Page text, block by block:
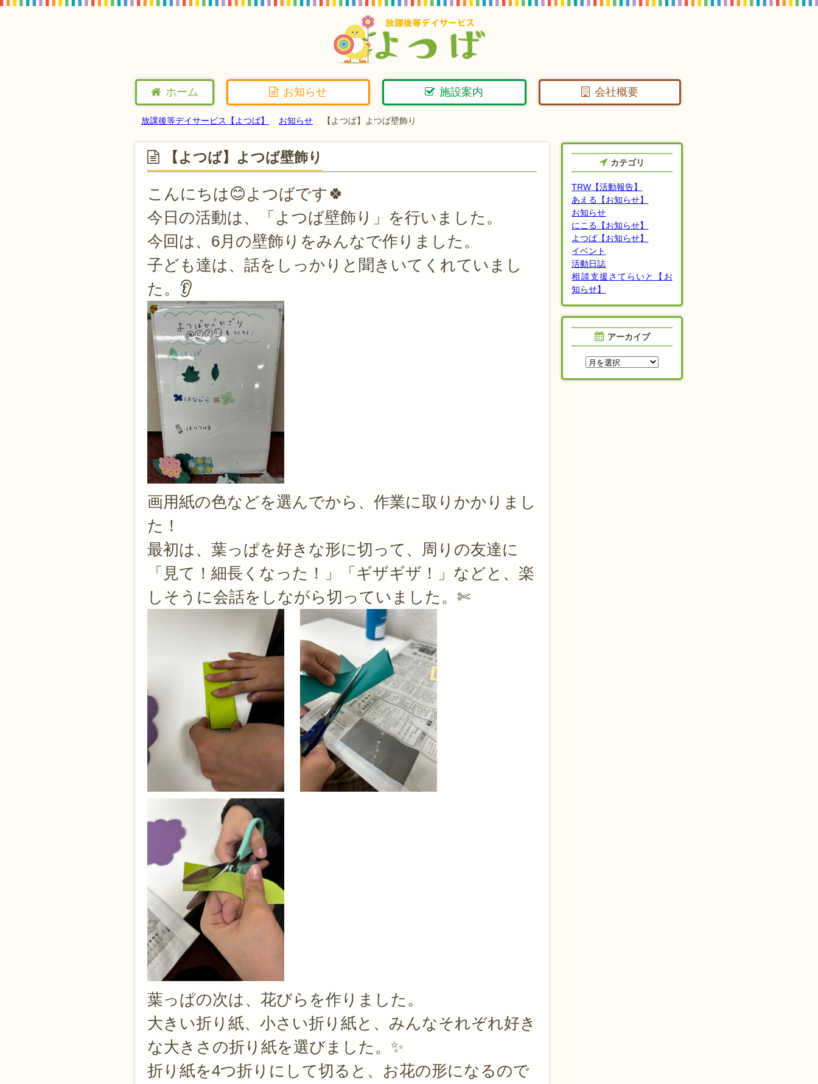
ホーム お知らせ 施設案内 会社概要
放課後等デイサービス【よつば】 お知らせ 【よつば】よつば壁飾り
【よつば】よつば壁飾り
こんにちは😊よつばです🍀
今日の活動は、「よつば壁飾り」を行いました。
今回は、6月の壁飾りをみんなで作りました。
子ども達は、話をしっかりと聞きいてくれていまし
た。👂
画用紙の色などを選んでから、作業に取りかかりまし
た！
最初は、葉っぱを好きな形に切って、周りの友達に
「見て！細長くなった！」「ギザギザ！」などと、楽
しそうに会話をしながら切っていました。✄
葉っぱの次は、花びらを作りました。
大きい折り紙、小さい折り紙と、みんなそれぞれ好き
な大きさの折り紙を選びました。✨
折り紙を4つ折りにして切ると、お花の形になるので
カテゴリ
TRW【活動報告】
あえる【お知らせ】
お知らせ
にこる【お知らせ】
よつば【お知らせ】
イベント
活動日誌
相談支援さてらいと【お
知らせ】
アーカイブ